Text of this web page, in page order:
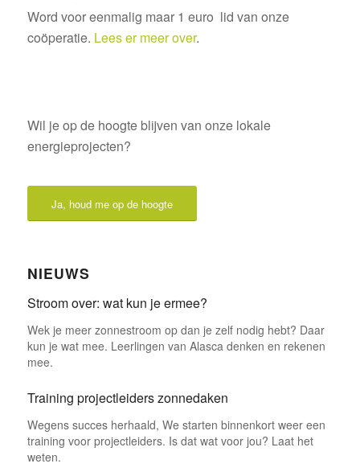
Word voor eenmalig maar 1 euro lid van onze
coöperatie. Lees er meer over.
Wil je op de hoogte blijven van onze lokale
energieprojecten?
Ja, houd me op de hoogte
NIEUWS
Stroom over: wat kun je ermee?
Wek je meer zonnestroom op dan je zelf nodig hebt? Daar
kun je wat mee. Leerlingen van Alasca denken en rekenen
mee.
Training projectleiders zonnedaken
Wegens succes herhaald, We starten binnenkort weer een
training voor projectleiders. Is dat wat voor jou? Laat het
weten.